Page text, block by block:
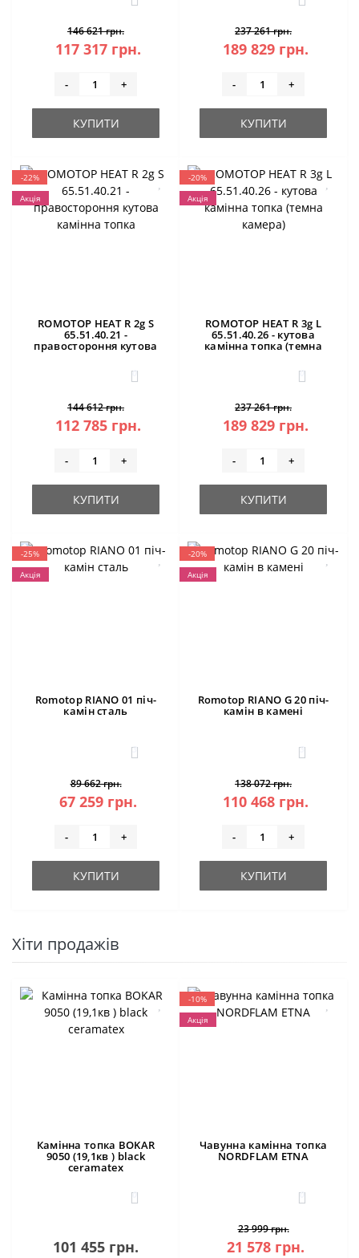
146 621 грн.
117 317 грн.
- +
КУПИТИ
237 261 грн.
189 829 грн.
- +
КУПИТИ
-22%
Акція
ROMOTOP HEAT R 2g S
65.51.40.21 -
правостороння кутова
камінна топка
0
144 612 грн.
112 785 грн.
- +
КУПИТИ
-20%
Акція
ROMOTOP HEAT R 3g L
65.51.40.26 - кутова
камінна топка (темна
0
237 261 грн.
189 829 грн.
- +
КУПИТИ
-25%
Акція
Romotop RIANO 01 піч-
камін сталь
3
89 662 грн.
67 259 грн.
- +
КУПИТИ
-20%
Акція
Romotop RIANO G 20 піч-
камін в камені
3
138 072 грн.
110 468 грн.
- +
КУПИТИ
Хіти продажів
Камінна топка BOKAR
9050 (19,1кв ) black
ceramatex
0
101 455 грн.
-10%
Акція
Чавунна камінна топка
NORDFLAM ETNA
0
23 999 грн.
21 578 грн.